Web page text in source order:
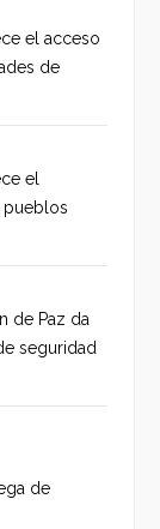
el acceso
de
el
de Paz da
seguridad
de